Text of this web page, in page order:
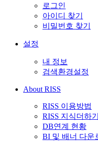
로그인
아이디 찾기
비밀번호 찾기
설정
내 정보
검색환경설정
About RISS
RISS 이용방법
RISS 지식더하기
DB연계 현황
BI 및 배너 다운